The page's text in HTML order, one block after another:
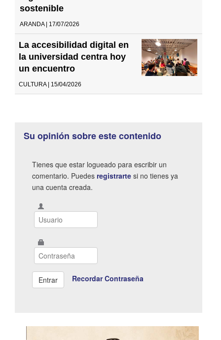
sostenible
ARANDA | 17/07/2026
La accesibilidad digital en
la universidad centra hoy
un encuentro
CULTURA | 15/04/2026
Su opinión sobre este contenido
Tienes que estar logueado para escribir un
comentario. Puedes registrarte si no tienes ya
una cuenta creada.
Recordar Contraseña